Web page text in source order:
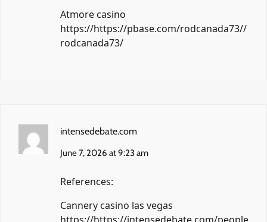
Atmore casino
https://https://pbase.com/rodcanada73//
rodcanada73/
intensedebate.com
June 7, 2026 at 9:23 am
References:
Cannery casino las vegas
https://https://intensedebate.com/people